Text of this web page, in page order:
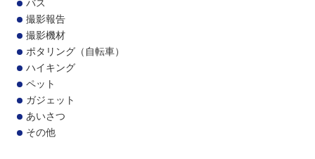
撮影報告
撮影機材
ポタリング（自転車）
ハイキング
ペット
ガジェット
あいさつ
その他